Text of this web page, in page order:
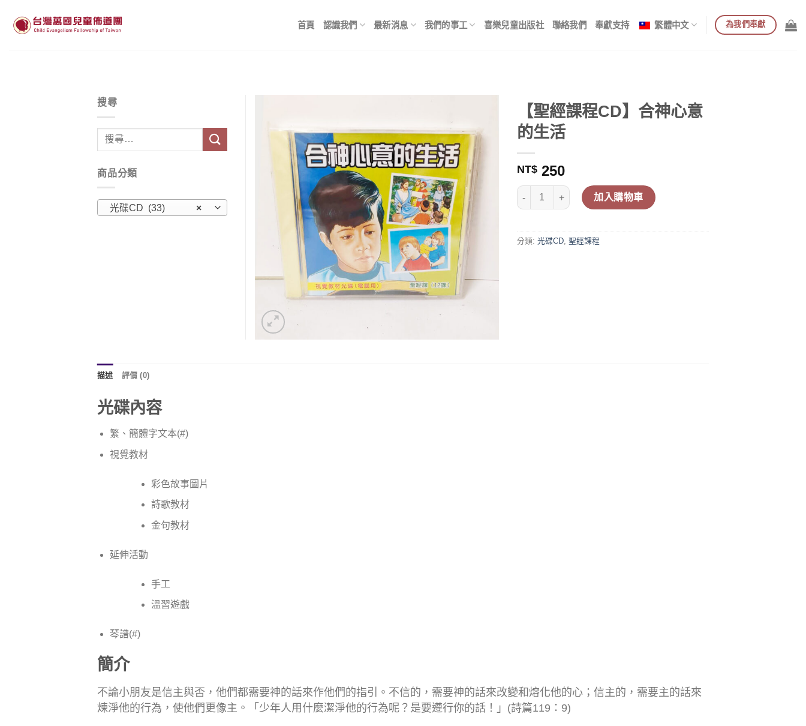
content
首頁 認識我們 最新消息 我們的事工 喜樂兒童出版社 聯絡我們 奉獻支持 繁體中文 為我們奉獻
【聖經課程CD】合神心意
的生活
NT$ 250
【聖經課程CD】合神心意的生活 數量
加入購物車
分類: 光碟CD 聖經課程
搜尋
鍵
字:
商品分類
×
光碟CD (33)
描述 評價 (0)
光碟內容
繁、簡體字文本(#)
視覺教材
彩色故事圖片
詩歌教材
金句教材
延伸活動
手工
溫習遊戲
琴譜(#)
簡介
不論小朋友是信主與否，他們都需要神的話來作他們的指引。不信的，需要神的話來改變和熔化他的心；信主的，需要主的話來
煉淨他的行為，使他們更像主。「少年人用什麼潔淨他的行為呢？是要遵行你的話！」(詩篇119：9)